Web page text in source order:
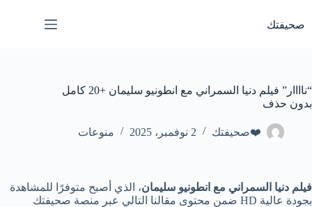
المحتوى
صحيفتك
“ناااار” فيلم دنيا السمراني مع انطونيو سليمان +20 كامل
بدون حذف
❤️صحيفتك 2 نوفمبر، 2025 منوعات
فيلم دنيا السمراني مع انطونيو سليمان، الذي أصبح متوفرًا للمشاهدة
بجودة عالية HD ضمن محتوى مقالنا التالي عبر منصة صحيفتك